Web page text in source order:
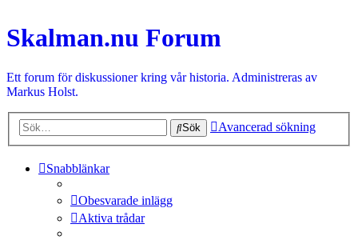
Skalman.nu Forum
Ett forum för diskussioner kring vår historia. Administreras av
Markus Holst.
Sök Avancerad sökning
Snabblänkar
Obesvarade inlägg
Aktiva trådar